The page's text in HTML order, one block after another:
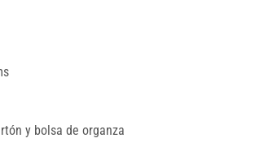
y bolsa de organza